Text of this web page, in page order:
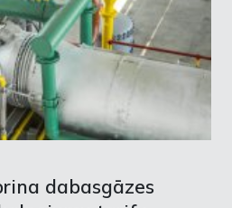
dabasgāzes